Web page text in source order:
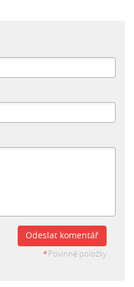
Odeslat komentář
*Povinné položky